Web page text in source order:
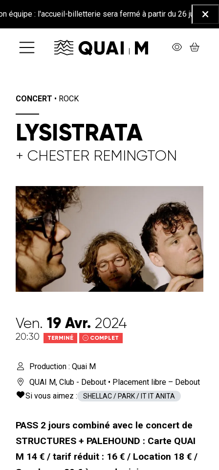
l'accueil-billetterie sera fermé à partir du 26 juin jusqu'au 25
CONCERT • ROCK
LYSISTRATA
+ CHESTER REMINGTON
Ven. 19 Avr. 2024
20:30 TERMINÉ COMPLET
Production : Quai M
QUAI M, Club - Debout • Placement libre – Debout
Si vous aimez :
SHELLAC / PARK / IT IT ANITA
PASS 2 jours combiné avec le concert de
STRUCTURES + PALEHOUND : Carte QUAI
M 14 € / tarif réduit : 16 € / Location 18 € /